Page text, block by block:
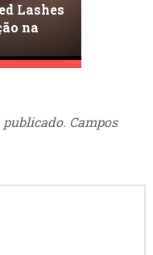
Lashes
na
publicado. Campos